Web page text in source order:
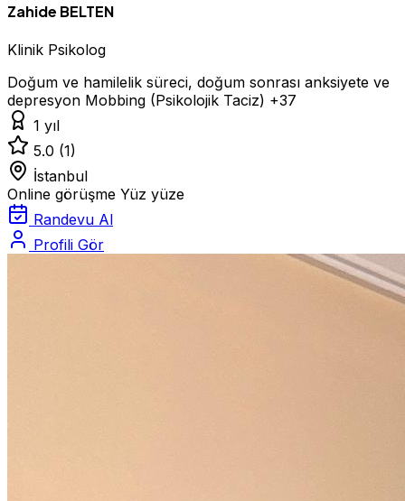
Zahide BELTEN
Klinik Psikolog
Doğum ve hamilelik süreci, doğum sonrası anksiyete ve
depresyon Mobbing (Psikolojik Taciz) +37
1 yıl
5.0 (1)
İstanbul
Online görüşme Yüz yüze
Randevu Al
Profili Gör